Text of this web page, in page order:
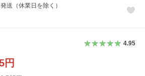
送（休業日を除く）
4.95
円